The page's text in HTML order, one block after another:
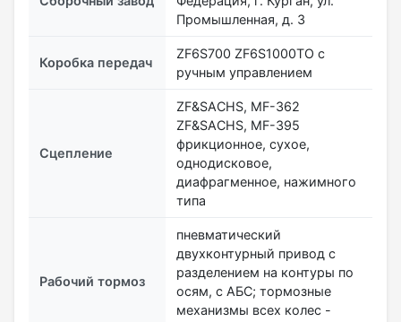
Промышленная, д. 3
Коробка передач
ZF6S700 ZF6S1000ТО с
ручным управлением
Сцепление
ZF&SACHS, MF-362
ZF&SACHS, MF-395
фрикционное, сухое,
однодисковое,
диафрагменное, нажимного
типа
Рабочий тормоз
пневматический
двухконтурный привод с
разделением на контуры по
осям, с АБС; тормозные
механизмы всех колес -